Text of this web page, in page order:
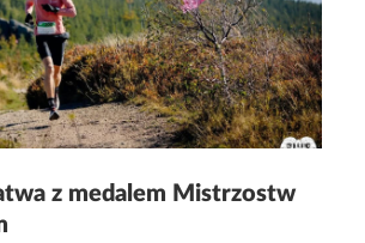
z medalem Mistrzostw